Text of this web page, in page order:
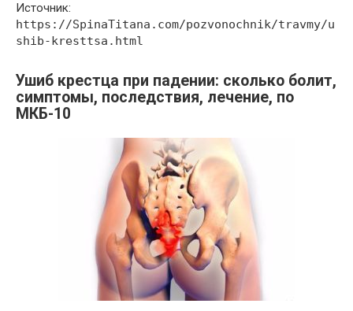
Источник:
https://SpinaTitana.com/pozvonochnik/travmy/u
shib-kresttsa.html
Ушиб крестца при падении: сколько болит,
симптомы, последствия, лечение, по
МКБ-10